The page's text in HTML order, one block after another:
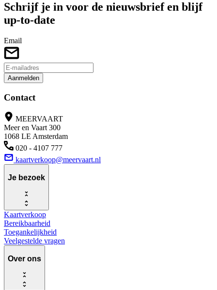
Schrijf je in voor de nieuwsbrief en blijf
up-to-date
Email
Aanmelden
Contact
MEERVAART
Meer en Vaart 300
1068 LE Amsterdam
020 - 4107 777
kaartverkoop@meervaart.nl
Je bezoek
Kaartverkoop
Bereikbaarheid
Toegankelijkheid
Veelgestelde vragen
Over ons